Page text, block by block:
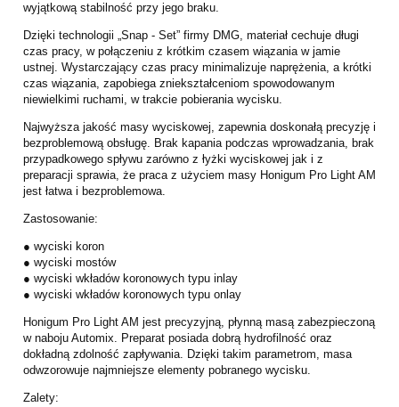
wyjątkową stabilność przy jego braku.
Dzięki technologii „Snap - Set” firmy DMG, materiał cechuje długi
czas pracy, w połączeniu z krótkim czasem wiązania w jamie
ustnej. Wystarczający czas pracy minimalizuje naprężenia, a krótki
czas wiązania, zapobiega zniekształceniom spowodowanym
niewielkimi ruchami, w trakcie pobierania wycisku.
Najwyższa jakość masy wyciskowej, zapewnia doskonałą precyzję i
bezproblemową obsługę. Brak kapania podczas wprowadzania, brak
przypadkowego spływu zarówno z łyżki wyciskowej jak i z
preparacji sprawia, że praca z użyciem masy Honigum Pro Light AM
jest łatwa i bezproblemowa.
Zastosowanie:
● wyciski koron
● wyciski mostów
● wyciski wkładów koronowych typu inlay
● wyciski wkładów koronowych typu onlay
Honigum Pro Light AM jest precyzyjną, płynną masą zabezpieczoną
w naboju Automix. Preparat posiada dobrą hydrofilność oraz
dokładną zdolność zapływania. Dzięki takim parametrom, masa
odwzorowuje najmniejsze elementy pobranego wycisku.
Zalety: